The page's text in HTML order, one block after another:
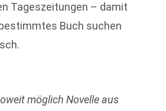
Tageszeitungen – damit
Buch suchen
möglich Novelle aus